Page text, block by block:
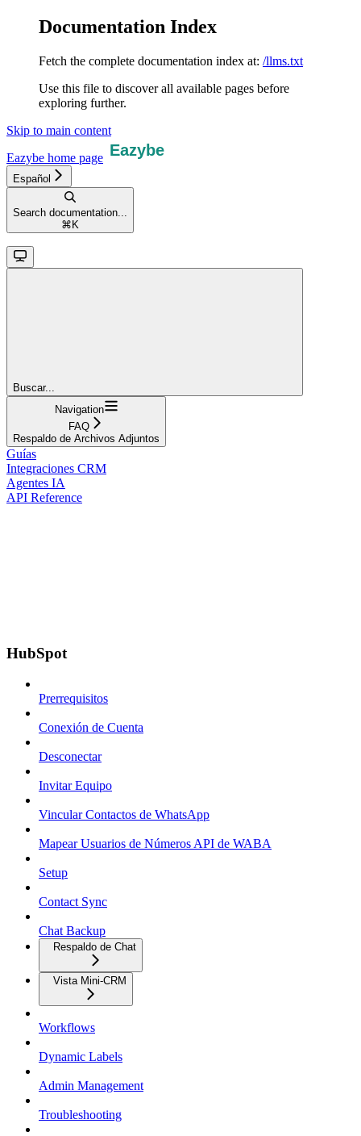
Documentation Index
Fetch the complete documentation index at: /llms.txt
Use this file to discover all available pages before
exploring further.
Skip to main content
Eazybe home page
Español
Search documentation...
⌘ K
Buscar...
Navigation
FAQ
Respaldo de Archivos Adjuntos
Guías
Integraciones CRM
Agentes IA
API Reference
HubSpot
Prerrequisitos
Conexión de Cuenta
Desconectar
Invitar Equipo
Vincular Contactos de WhatsApp
Mapear Usuarios de Números API de WABA
Setup
Contact Sync
Chat Backup
Respaldo de Chat
Vista Mini-CRM
Workflows
Dynamic Labels
Admin Management
Troubleshooting